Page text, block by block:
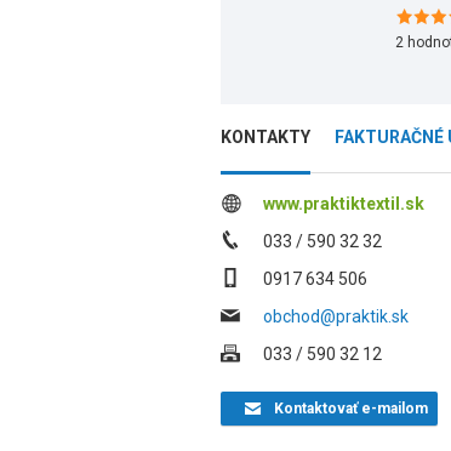
2
KONTAKTY FAKTURAČNÉ
www.praktiktextil.sk
033 / 590 32 32
0917 634 506
obchod@praktik.sk
033 / 590 32 12
Kontaktovaťe-mailom